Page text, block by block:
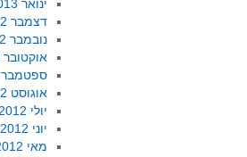
ינואר 2013
דצמבר 2012
נובמבר 2012
אוקטובר 2012
ספטמבר 2012
אוגוסט 2012
יולי 2012
יוני 2012
מאי 2012